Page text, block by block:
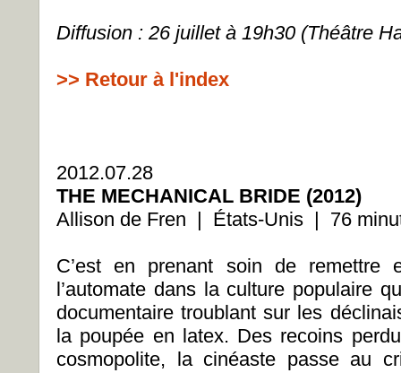
Diffusion : 26 juillet à 19h30 (Théâtre
>> Retour à l'index
2012.07.28
THE MECHANICAL BRIDE (2012)
Allison de Fren | États-Unis | 76
C’est en prenant soin de remettre
l’automate dans la culture populaire
documentaire troublant sur les
la poupée en latex. Des recoins
cosmopolite, la cinéaste passe au